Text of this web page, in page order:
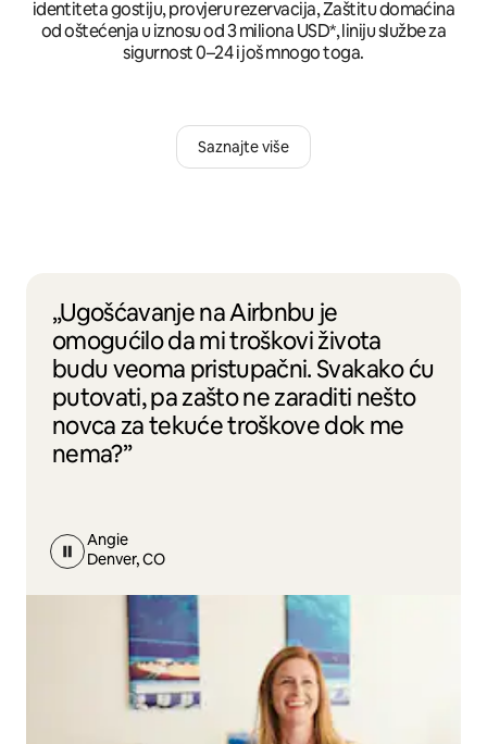
identiteta gostiju, provjeru rezervacija, Zaštitu domaćina
od oštećenja u iznosu od 3 miliona USD*, liniju službe za
sigurnost 0–24 i još mnogo toga.
Saznajte više
„Ugošćavanje na Airbnbu je
omogućilo da mi troškovi života
budu veoma pristupačni. Svakako ću
putovati, pa zašto ne zaraditi nešto
novca za tekuće troškove dok me
nema?”
Angie
Denver, CO